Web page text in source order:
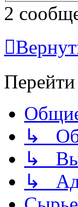
2
Перейти
↳
↳
↳